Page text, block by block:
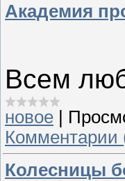
Академия
Всем
новое |
Комментарии
Колесницы